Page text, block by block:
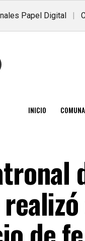
Papel Digital |
INICIO